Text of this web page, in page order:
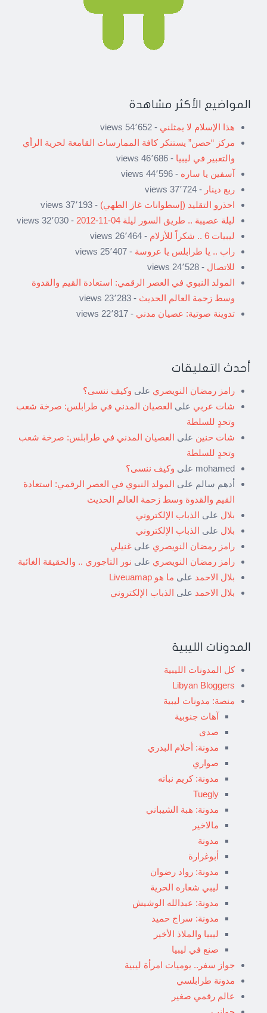
المواضيع الأكثر مشاهدة
هذا الإسلام لا يمثلني - 54٬652 views
مركز “حصن” يستنكر كافة الممارسات القامعة لحرية الرأي
والتعبير في ليبيا - 46٬686 views
آسفين يا ساره - 44٬596 views
ربع دينار - 37٬724 views
احذرو التقليد (إسطوانات غاز الطهي) - 37٬193 views
ليلة عصيبة .. طريق السور ليلة 04-11-2012
- 32٬030 views
ليبيات 6 .. شكراً للأزلام
- 26٬464 views
راب .. يا طرابلس يا عروسة - 25٬407 views
للاتصال - 24٬528 views
المولد النبوي في العصر الرقمي: استعادة القيم والقدوة
وسط زحمة العالم الحديث - 23٬283 views
تدوينة صوتية: عصيان مدني - 22٬817 views
أحدث التعليقات
رامز رمضان النويصري على وكيف ننسى؟
شات عربي على العصيان المدني في طرابلس: صرخة شعب
وتحدٍ للسلطة
شات حنين على العصيان المدني في طرابلس: صرخة شعب
وتحدٍ للسلطة
mohamed على وكيف ننسى؟
أدهم سالم على المولد النبوي في العصر الرقمي: استعادة
القيم والقدوة وسط زحمة العالم الحديث
بلال على الذباب الإلكتروني
بلال على الذباب الإلكتروني
رامز رمضان النويصري على غنيلي
رامز رمضان النويصري على نور التاجوري .. والحقيقة الغائبة
بلال الاحمد على ما هو Liveuamap
بلال الاحمد على الذباب الإلكتروني
المدونات الليبية
كل المدونات الليبية
Libyan Bloggers
منصة: مدونات ليبية
آهات جنوبية
صدى
مدونة: أحلام البدري
صواري
مدونة: كريم نباته
Tuegly
مدونة: هبة الشيباني
مالاخير
مدونة
أبوغرارة
مدونة: رواد رضوان
ليبي شعاره الحرية
مدونة: عبدالله الوشيش
مدونة: سراج حميد
ليبيا والملاذ الأخير
صنع في ليبيا
جواز سفر.. يوميات امرأة ليبية
مدونة طرابلسي
عالم رقمي صغير